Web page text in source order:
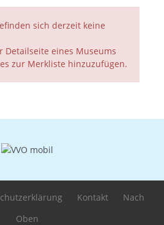
sich derzeit keine
Detailseite eines Museums
zur Merkliste hinzuzufügen.
Kontakt
Nach
Oben